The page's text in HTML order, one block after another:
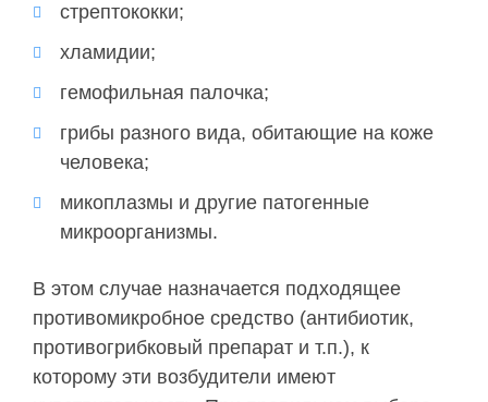
стрептококки;
хламидии;
гемофильная палочка;
грибы разного вида, обитающие на коже
человека;
микоплазмы и другие патогенные
микроорганизмы.
В этом случае назначается подходящее
противомикробное средство (антибиотик,
противогрибковый препарат и т.п.), к
которому эти возбудители имеют